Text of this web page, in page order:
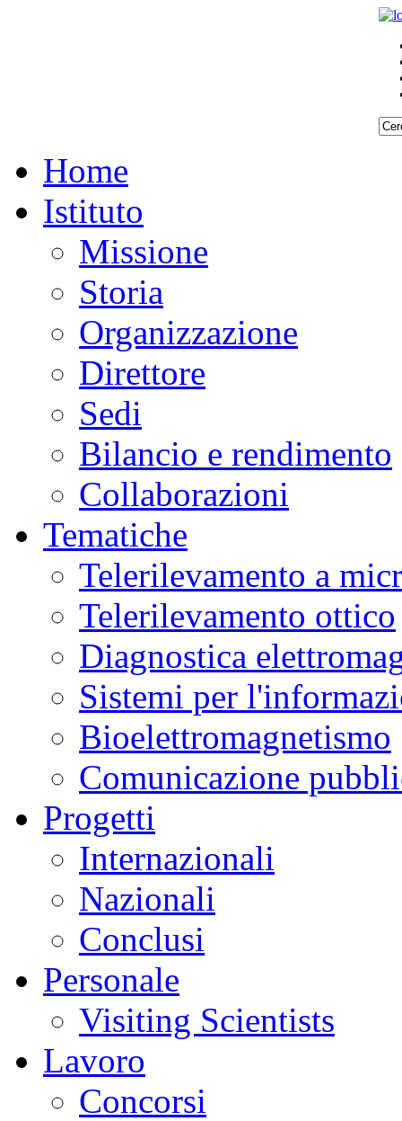
Home
Istituto
Missione
Storia
Organizzazione
Direttore
Sedi
Bilancio e rendimento
Collaborazioni
Tematiche
Telerilevamento a
Telerilevamento ottico
Diagnostica
Sistemi per
Bioelettromagnetismo
Comunicazione
Progetti
Internazionali
Nazionali
Conclusi
Personale
Visiting Scientists
Lavoro
Concorsi